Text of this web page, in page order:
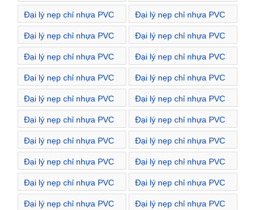
Đường Mai Hắc Đế
Đường Mạc Thị Bưởi
Đại lý nẹp chỉ nhựa PVC
Đường Minh Khai
Đại lý nẹp chỉ nhựa PVC
Đường Ngô Thì Nhậm
Đại lý nẹp chỉ nhựa PVC
Đường Nguyễn An Ninh
Đại lý nẹp chỉ nhựa PVC
Đường Nguyễn Bỉnh
Khiêm
Đại lý nẹp chỉ nhựa PVC
Đường Nguyễn Cao
Đại lý nẹp chỉ nhựa PVC
Đường Nguyễn Công Trứ
Đại lý nẹp chỉ nhựa PVC
Đường Nguyễn Du
Đại lý nẹp chỉ nhựa PVC
Đường Nguyễn Hiền
Đại lý nẹp chỉ nhựa PVC
Đường Nguyễn Huy Tự
Đại lý nẹp chỉ nhựa PVC
Đường Nguyễn Khoái
Đại lý nẹp chỉ nhựa PVC
Đường Nguyễn Quyền
Đại lý nẹp chỉ nhựa PVC
Đường Nguyễn Thượng
Hiền
Đại lý nẹp chỉ nhựa PVC
Đường Nguyễn Trung
Ngạn
Đại lý nẹp chỉ nhựa PVC
Đường Nguyễn Đình
Chiểu
Đại lý nẹp chỉ nhựa PVC
Đường Phù Đổng Thiên
Vương
Đại lý nẹp chỉ nhựa PVC
Đường Phùng Khắc
Khoan
Đại lý nẹp chỉ nhựa PVC
Đường Phạm Đình Hổ
Đại lý nẹp chỉ nhựa PVC
Đường Quang Trung
Đại lý nẹp chỉ nhựa PVC
Đại lý nẹp chỉ nhựa PVC